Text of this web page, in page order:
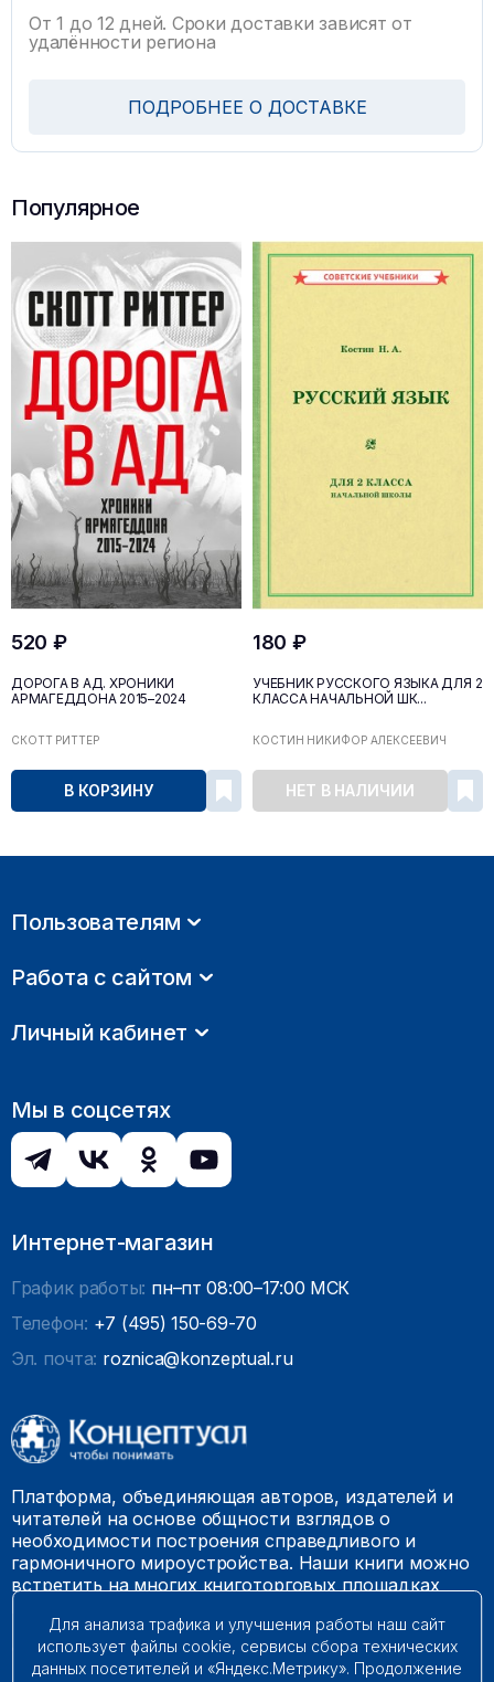
От 1 до 12 дней. Сроки доставки зависят от
удалённости региона
ПОДРОБНЕЕ О ДОСТАВКЕ
Популярное
520 ₽
ДОРОГА В АД. ХРОНИКИ
АРМАГЕДДОНА 2015–2024
СКОТТ РИТТЕР
В КОРЗИНУ
180 ₽
УЧЕБНИК РУССКОГО ЯЗЫКА ДЛЯ 2
КЛАССА НАЧАЛЬНОЙ ШК...
КОСТИН НИКИФОР АЛЕКСЕЕВИЧ
НЕТ В НАЛИЧИИ
Пользователям
Работа с сайтом
Личный кабинет
Мы в соцсетях
Интернет-магазин
График работы: пн–пт 08:00–17:00 МСК
Телефон: +7 (495) 150-69-70
Эл. почта: roznica@konzeptual.ru
Платформа, объединяющая авторов, издателей и
читателей на основе общности взглядов о
необходимости построения справедливого и
гармоничного мироустройства. Наши книги можно
встретить на многих книготорговых площадках
© 2009 – 2026. Все права защищены.
Для анализа трафика и улучшения работы наш сайт
использует файлы cookie, сервисы сбора технических
данных посетителей и «Яндекс.Метрику». Продолжение